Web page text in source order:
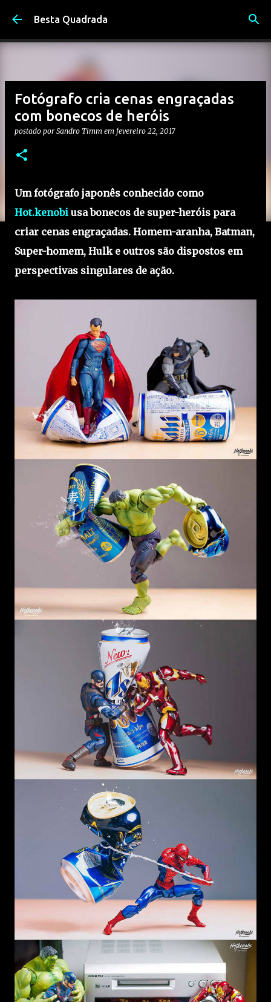
Pular para o conteúdo principal
Besta Quadrada
Fotógrafo cria cenas engraçadas
com bonecos de heróis
postado por Sandro Timm em fevereiro 22, 2017
Um fotógrafo japonês conhecido como
Hot.kenobi usa bonecos de super-heróis para
criar cenas engraçadas. Homem-aranha, Batman,
Super-homem, Hulk e outros são dispostos em
perspectivas singulares de ação.